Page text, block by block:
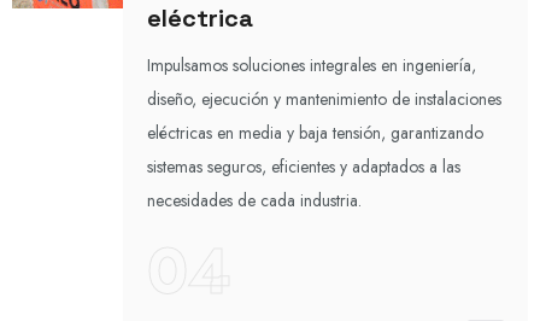
eléctrica
Impulsamos soluciones integrales en ingeniería,
diseño, ejecución y mantenimiento de instalaciones
eléctricas en media y baja tensión, garantizando
sistemas seguros, eficientes y adaptados a las
necesidades de cada industria.